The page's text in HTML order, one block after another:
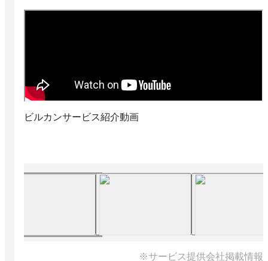
ビルカンサービス紹介動画
※サービス提供会社掲載情報